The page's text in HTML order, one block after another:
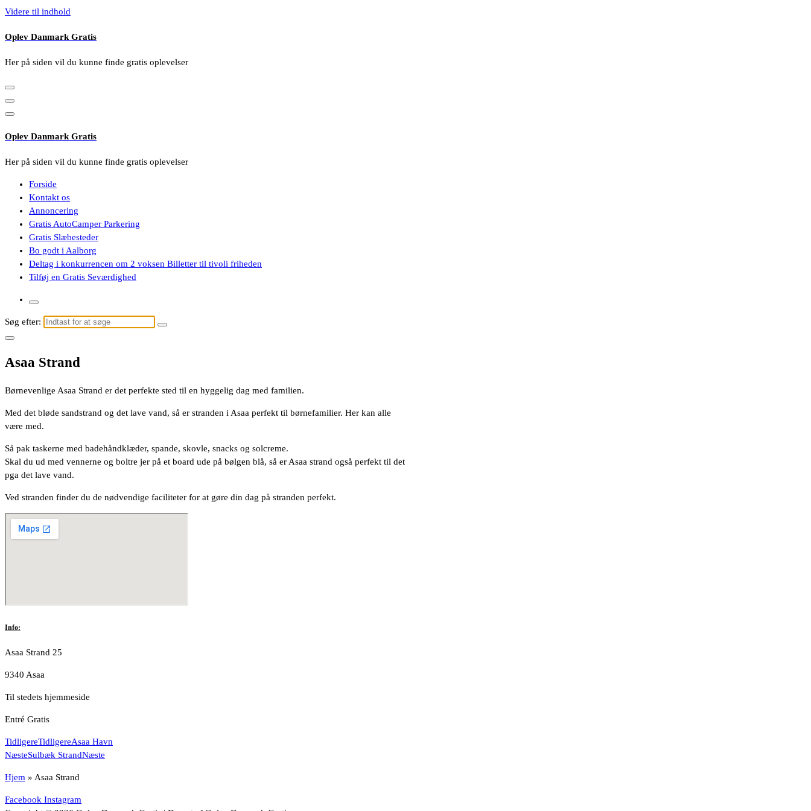
Videre til indhold
Oplev Danmark Gratis
Her på siden vil du kunne finde gratis oplevelser
Oplev Danmark Gratis
Her på siden vil du kunne finde gratis oplevelser
Forside
Kontakt os
Annoncering
Gratis AutoCamper Parkering
Gratis Slæbesteder
Bo godt i Aalborg
Deltag i konkurrencen om 2 voksen Billetter til tivoli friheden
Tilføj en Gratis Seværdighed
Søg efter:
Asaa Strand
Børnevenlige Asaa Strand er det perfekte sted til en hyggelig dag med familien.
Med det bløde sandstrand og det lave vand, så er stranden i Asaa perfekt til børnefamilier. Her kan alle
være med.
Så pak taskerne med badehåndklæder, spande, skovle, snacks og solcreme.
Skal du ud med vennerne og boltre jer på et board ude på bølgen blå, så er Asaa strand også perfekt til det
pga det lave vand.
Ved stranden finder du de nødvendige faciliteter for at gøre din dag på stranden perfekt.
Info:
Asaa Strand 25
9340 Asaa
Til stedets hjemmeside
Entré Gratis
TidligereTidligereAsaa Havn
NæsteSulbæk StrandNæste
Hjem » Asaa Strand
Facebook Instagram